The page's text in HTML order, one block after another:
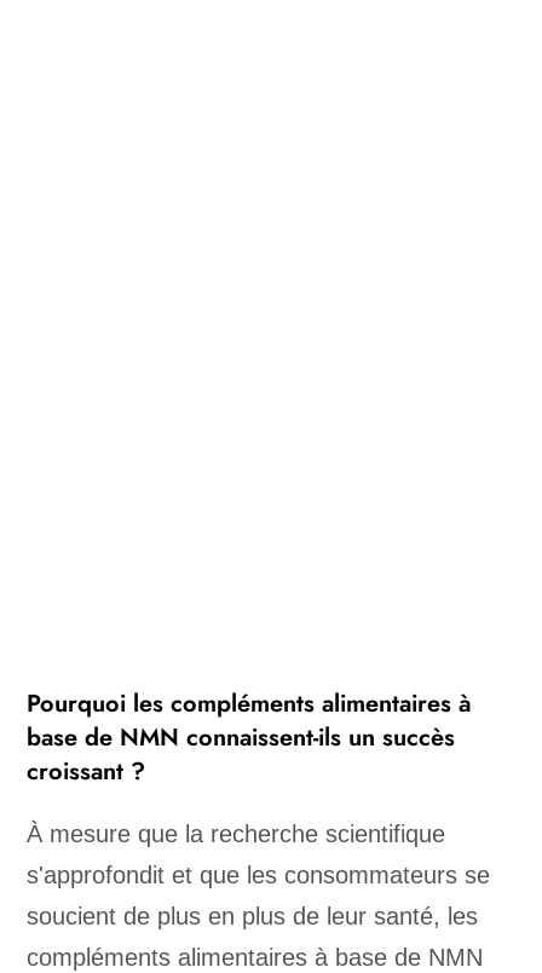
Pourquoi les compléments alimentaires à
base de NMN connaissent-ils un succès
croissant ?
À mesure que la recherche scientifique
s'approfondit et que les consommateurs se
soucient de plus en plus de leur santé, les
compléments alimentaires à base de NMN